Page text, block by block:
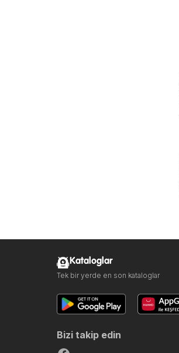
Kataloglar
Tek bir yerde en son kataloglar
Bizi takip edin